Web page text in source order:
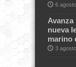
6
nueva
marino
3